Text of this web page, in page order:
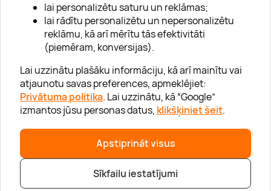
lai personalizētu saturu un reklāmas;
lai rādītu personalizētu un nepersonalizētu
reklāmu, kā arī mērītu tās efektivitāti
(piemēram, konversijas).
Lai uzzinātu plašāku informāciju, kā arī mainītu vai
atjaunotu savas preferences, apmeklējiet:
Privātuma politika. Lai uzzinātu, kā “Google”
izmantos jūsu personas datus, klikšķiniet šeit.
Apstiprināt visus
Sīkfailu iestatījumi
Uzņēmumiem
Palīdzība
“GERA DOVANA” GRUPA
|info@lieliskadavana.lv |+371 6601 8025